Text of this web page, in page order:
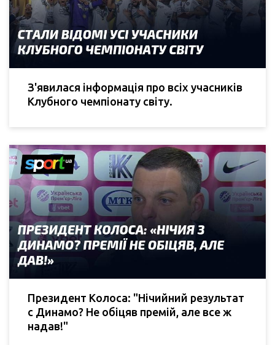
З'явилася інформація про всіх учасників
Клубного чемпіонату світу.
Президент Колоса: "Нічийний результат
с Динамо? Не обіцяв премій, але все ж
надав!"